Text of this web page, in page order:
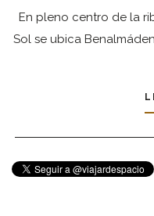
En pleno centro de la
Sol se ubica